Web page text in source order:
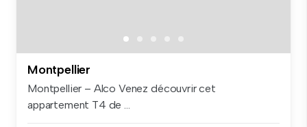
Montpellier
Montpellier – Alco Venez découvrir cet
appartement T4 de ...